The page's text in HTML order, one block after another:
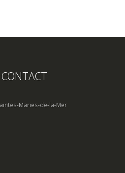
Maries-de-la-Mer